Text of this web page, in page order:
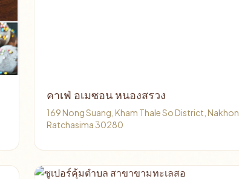
คาเฟ่ อเมซอน หนองสรวง
169 Nong Suang, Kham Thale So District, Nakhon
Ratchasima 30280